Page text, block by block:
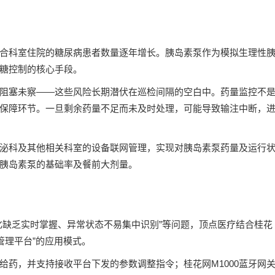
科室住院的糖尿病患者数量逐年增长。胰岛素泵作为模拟生理性胰
控制的核心手段。
塞未察——这些风险长期潜伏在巡检间隔的空白中。药量监控不是
障环节。一旦剩余药量不足而未及时处理，可能导致输注中断，进
科及其他相关科室的设备联网管理，实现对胰岛素泵药量及运行状
岛素泵的基础率及餐前大剂量。
乏实时掌握、异常状态不易集中识别”等问题，顶点医疗结合桂花
平台”的应用模式。
药，并支持接收平台下发的参数调整指令；桂花网M1000蓝牙网关